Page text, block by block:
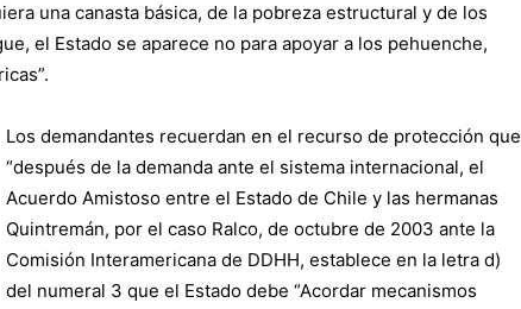
una canasta básica, de la pobreza estructural y de los
el Estado se aparece no para apoyar a los pehuenche,
Los demandantes recuerdan en el recurso de protección que
“después de la demanda ante el sistema internacional, el
Acuerdo Amistoso entre el Estado de Chile y las hermanas
Quintremán, por el caso Ralco, de octubre de 2003 ante la
Comisión Interamericana de DDHH, establece en la letra d)
del numeral 3 que el Estado debe “Acordar mecanismos